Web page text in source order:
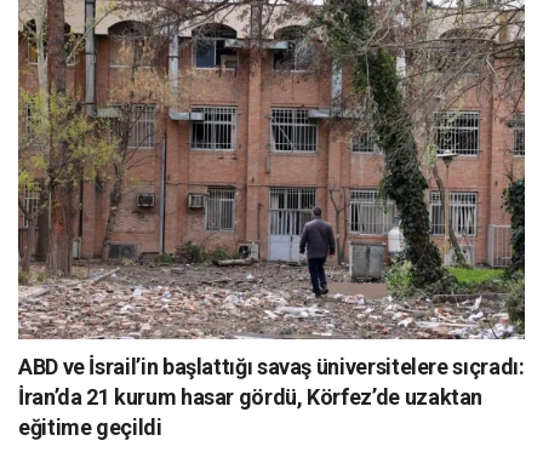
ABD ve İsrail’in başlattığı savaş üniversitelere sıçradı:
İran’da 21 kurum hasar gördü, Körfez’de uzaktan
eğitime geçildi